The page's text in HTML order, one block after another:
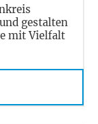
gestalten
mit Vielfalt